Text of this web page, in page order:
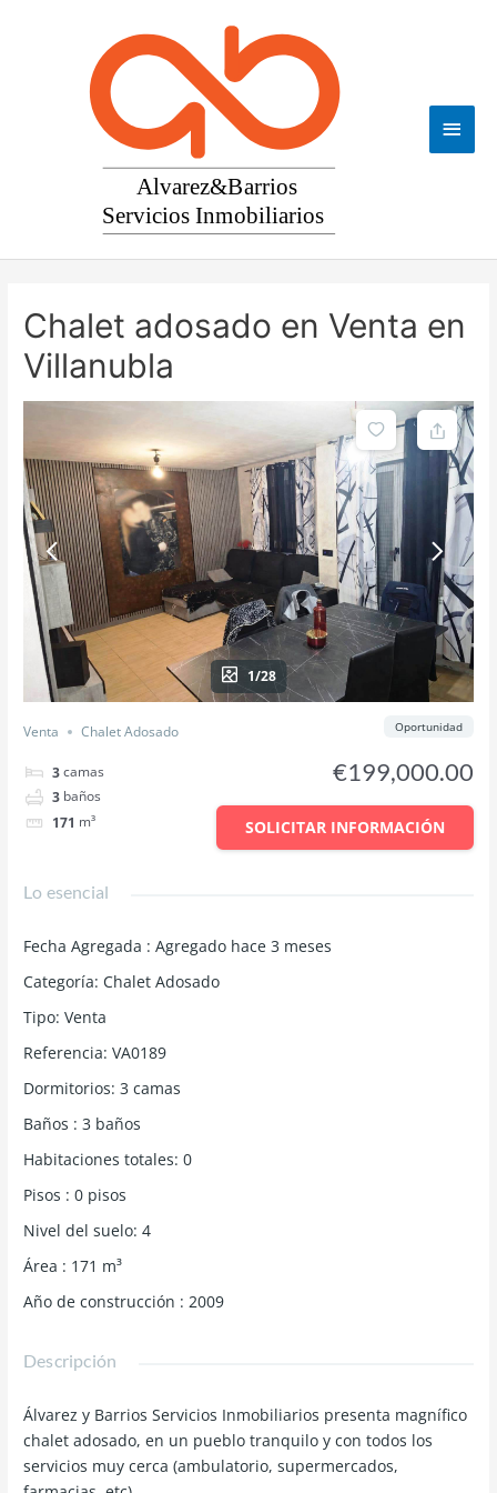
Chalet adosado en Venta en
Villanubla
1/28
Venta Chalet Adosado
3camas
3 baños
171 m³
€199,000.00
Oportunidad
SOLICITAR INFORMACIÓN
Lo esencial
Fecha Agregada : Agregado hace 3 meses
Categoría: Chalet Adosado
Tipo: Venta
Referencia: VA0189
Dormitorios: 3 camas
Baños : 3 baños
Habitaciones totales: 0
Pisos : 0 pisos
Nivel del suelo: 4
Área : 171 m³
Año de construcción : 2009
Descripción
Álvarez y Barrios Servicios Inmobiliarios presenta magnífico
chalet adosado, en un pueblo tranquilo y con todos los
servicios muy cerca (ambulatorio, supermercados,